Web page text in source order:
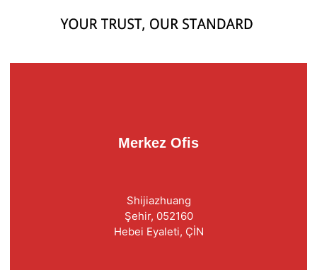
Merkez Ofis
Shijiazhuang
Şehir, 052160
Hebei Eyaleti, ÇİN